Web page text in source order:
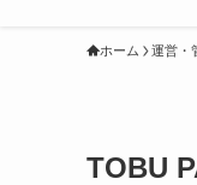
ホーム 運営・
TOBU